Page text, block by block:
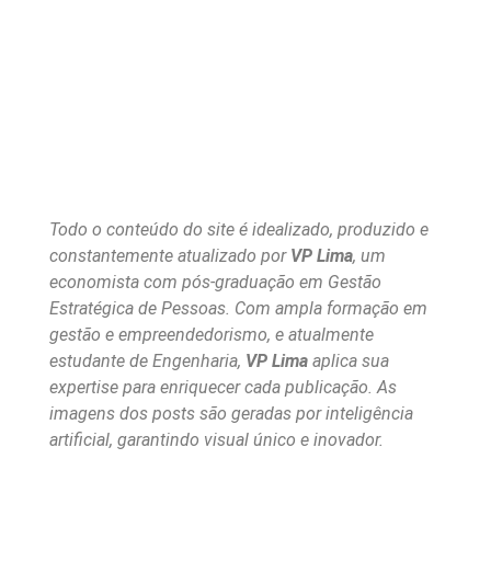
Todo o conteúdo do site é idealizado, produzido e
constantemente atualizado por VP Lima, um
economista com pós-graduação em Gestão
Estratégica de Pessoas. Com ampla formação em
gestão e empreendedorismo, e atualmente
estudante de Engenharia, VP Lima aplica sua
expertise para enriquecer cada publicação. As
imagens dos posts são geradas por inteligência
artificial, garantindo visual único e inovador.